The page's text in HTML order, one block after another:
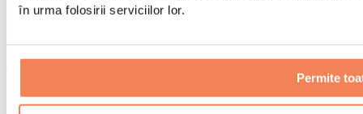
în urma folosirii serviciilor lor.
Permite
Accesorii în funcție de activitate
Sporturi de contact
Terapie prin frig